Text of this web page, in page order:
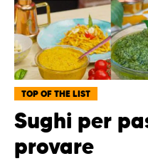
TOP OF THE LIST
Sughi per
provare